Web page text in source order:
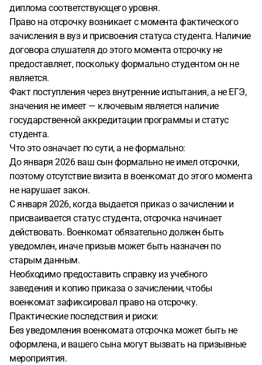
диплома соответствующего уровня.
Право на отсрочку возникает с момента фактического
зачисления в вуз и присвоения статуса студента. Наличие
договора слушателя до этого момента отсрочку не
предоставляет, поскольку формально студентом он не
является.
Факт поступления через внутренние испытания, а не ЕГЭ,
значения не имеет — ключевым является наличие
государственной аккредитации программы и статус
студента.
Что это означает по сути, а не формально:
До января 2026 ваш сын формально не имел отсрочки,
поэтому отсутствие визита в военкомат до этого момента
не нарушает закон.
С января 2026, когда выдается приказ о зачислении и
присваивается статус студента, отсрочка начинает
действовать. Военкомат обязательно должен быть
уведомлен, иначе призыв может быть назначен по
старым данным.
Необходимо предоставить справку из учебного
заведения и копию приказа о зачислении, чтобы
военкомат зафиксировал право на отсрочку.
Практические последствия и риски:
Без уведомления военкомата отсрочка может быть не
оформлена, и вашего сына могут вызвать на призывные
мероприятия.